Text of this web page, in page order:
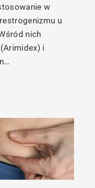
w
u
nich
i